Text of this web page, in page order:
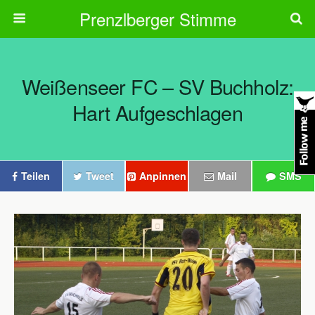
Prenzlberger Stimme
Weißenseer FC – SV Buchholz:
Hart Aufgeschlagen
Teilen Tweet Anpinnen Mail SMS